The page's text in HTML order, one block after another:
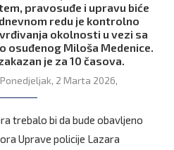
pravosuđe i upravu biće
redu je kontrolno
okolnosti u vezi sa
Miloša Medenice.
je za 10 časova.
Ponedjeljak, 2 Marta 2026,
trebalo bi da bude obavljeno
Uprave policije Lazara